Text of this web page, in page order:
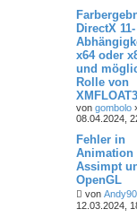
DirectX 11-
x64 oder
und
Rolle von
XMFLOAT3
von gombolo
08.04.2024,
Fehler in
Animation
Assimpt
OpenGL
von Andy90
12.03.2024,